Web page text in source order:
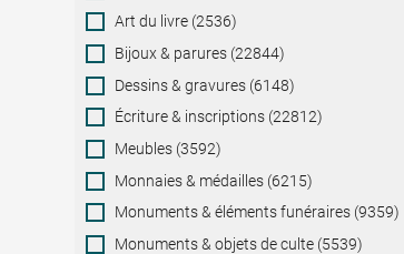
Art du livre (2536)
Bijoux & parures (22844)
Dessins & gravures (6148)
Écriture & inscriptions (22812)
Meubles (3592)
Monnaies & médailles (6215)
Monuments & éléments funéraires (9359)
Monuments & objets de culte (5539)